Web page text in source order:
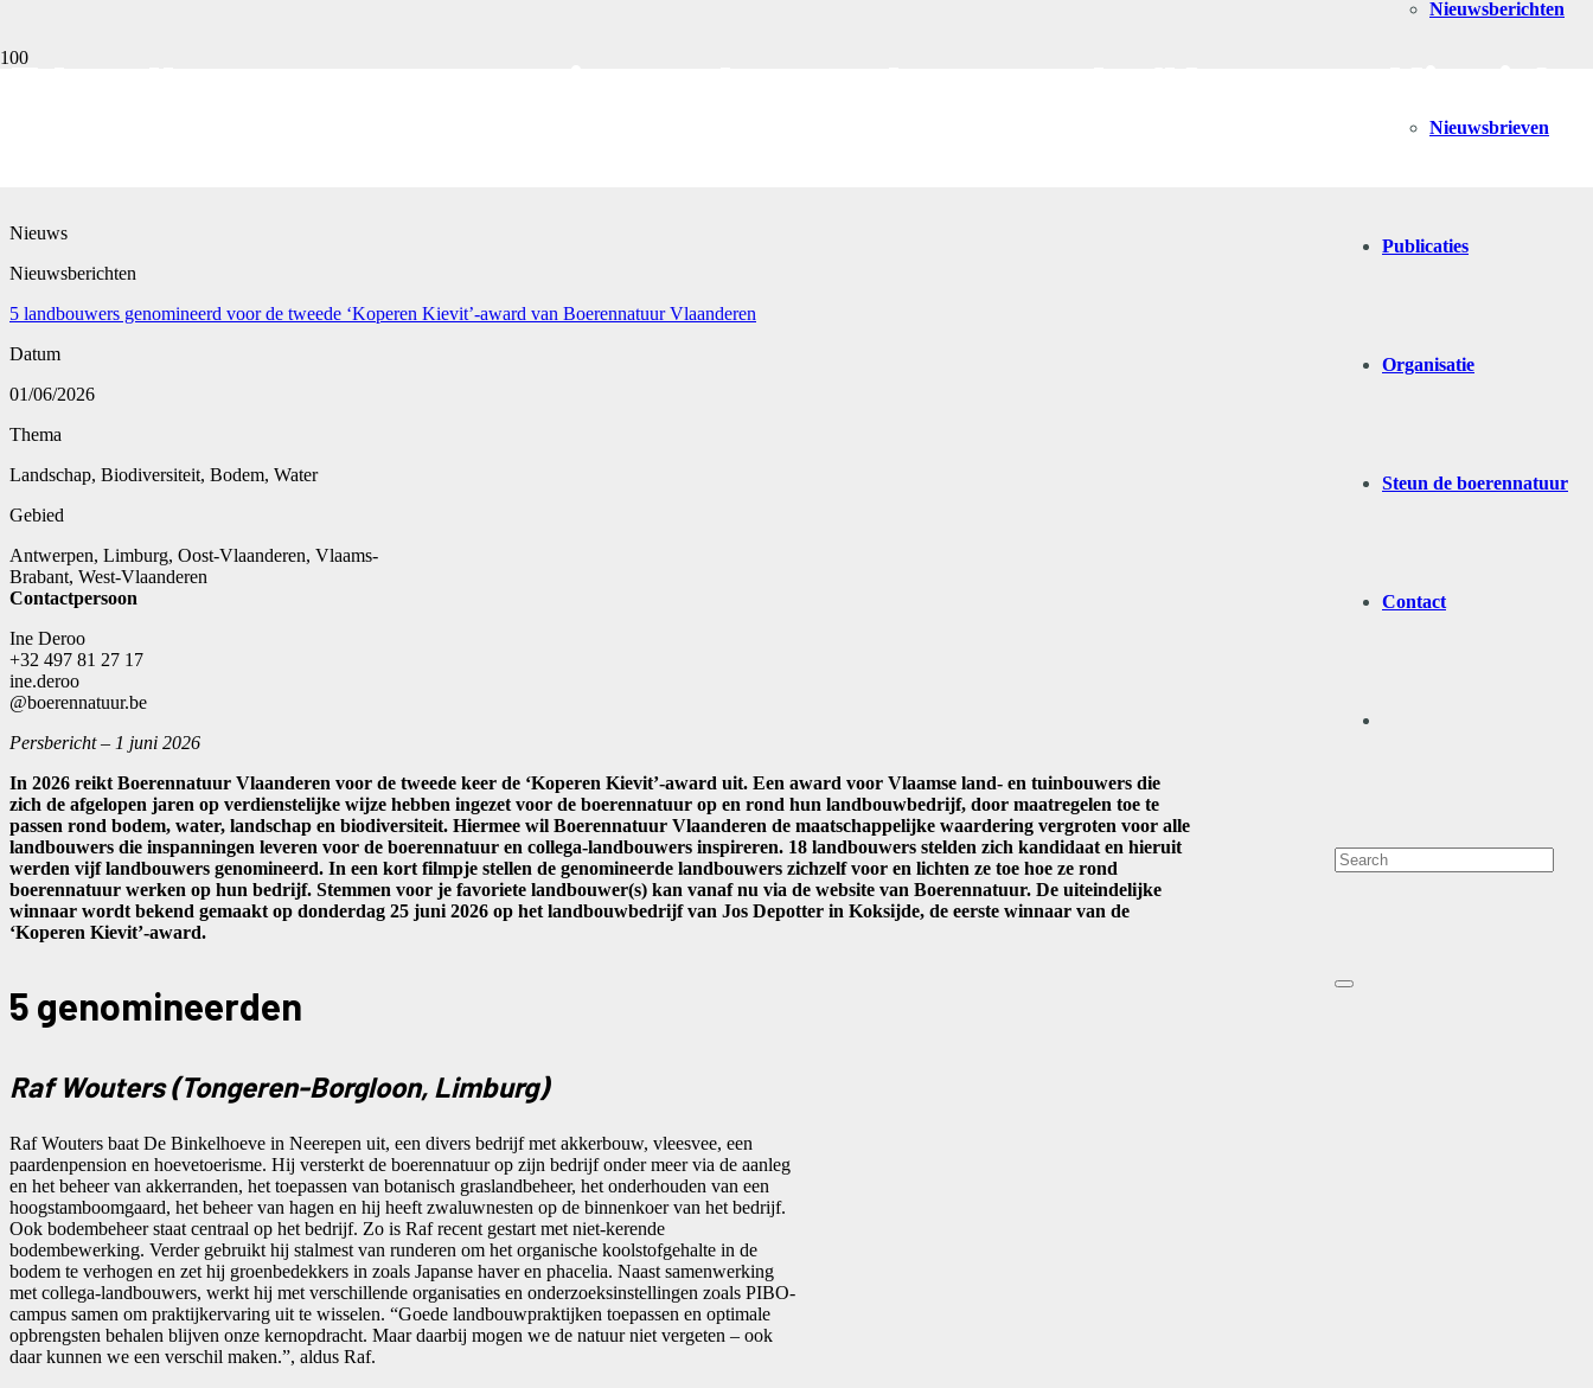
Nieuwsberichten
Nieuwsbrieven
Publicaties
Organisatie
Steun de boerennatuur
Contact
5 landbouwers genomineerd voor de tweede ‘Koperen Kievit’-
Nieuws
Nieuwsberichten
5 landbouwers genomineerd voor de tweede ‘Koperen Kievit’-award van Boerennatuur Vlaanderen
Datum
01/06/2026
Thema
Landschap, Biodiversiteit, Bodem, Water
Gebied
Antwerpen, Limburg, Oost-Vlaanderen, Vlaams-
Brabant, West-Vlaanderen
Contactpersoon
Ine Deroo
+32 497 81 27 17
ine.deroo
@boerennatuur.be
Persbericht – 1 juni 2026
In 2026 reikt Boerennatuur Vlaanderen voor de tweede keer de ‘Koperen Kievit’-award uit. Een award voor Vlaamse land- en tuinbouwers die
zich de afgelopen jaren op verdienstelijke wijze hebben ingezet voor de boerennatuur op en rond hun landbouwbedrijf, door maatregelen toe te
passen rond bodem, water, landschap en biodiversiteit. Hiermee wil Boerennatuur Vlaanderen de maatschappelijke waardering vergroten voor alle
landbouwers die inspanningen leveren voor de boerennatuur en collega-landbouwers inspireren. 18 landbouwers stelden zich kandidaat en hieruit
werden vijf landbouwers genomineerd. In een kort filmpje stellen de genomineerde landbouwers zichzelf voor en lichten ze toe hoe ze rond
boerennatuur werken op hun bedrijf. Stemmen voor je favoriete landbouwer(s) kan vanaf nu via de website van Boerennatuur. De uiteindelijke
winnaar wordt bekend gemaakt op donderdag 25 juni 2026 op het landbouwbedrijf van Jos Depotter in Koksijde, de eerste winnaar van de
‘Koperen Kievit’-award.
5 genomineerden
Raf Wouters (Tongeren-Borgloon, Limburg)
Raf Wouters baat De Binkelhoeve in Neerepen uit, een divers bedrijf met akkerbouw, vleesvee, een
paardenpension en hoevetoerisme. Hij versterkt de boerennatuur op zijn bedrijf onder meer via de aanleg
en het beheer van akkerranden, het toepassen van botanisch graslandbeheer, het onderhouden van een
hoogstamboomgaard, het beheer van hagen en hij heeft zwaluwnesten op de binnenkoer van het bedrijf.
Ook bodembeheer staat centraal op het bedrijf. Zo is Raf recent gestart met niet-kerende
bodembewerking. Verder gebruikt hij stalmest van runderen om het organische koolstofgehalte in de
bodem te verhogen en zet hij groenbedekkers in zoals Japanse haver en phacelia. Naast samenwerking
met collega-landbouwers, werkt hij met verschillende organisaties en onderzoeksinstellingen zoals PIBO-
campus samen om praktijkervaring uit te wisselen. “Goede landbouwpraktijken toepassen en optimale
opbrengsten behalen blijven onze kernopdracht. Maar daarbij mogen we de natuur niet vergeten – ook
daar kunnen we een verschil maken.”, aldus Raf.